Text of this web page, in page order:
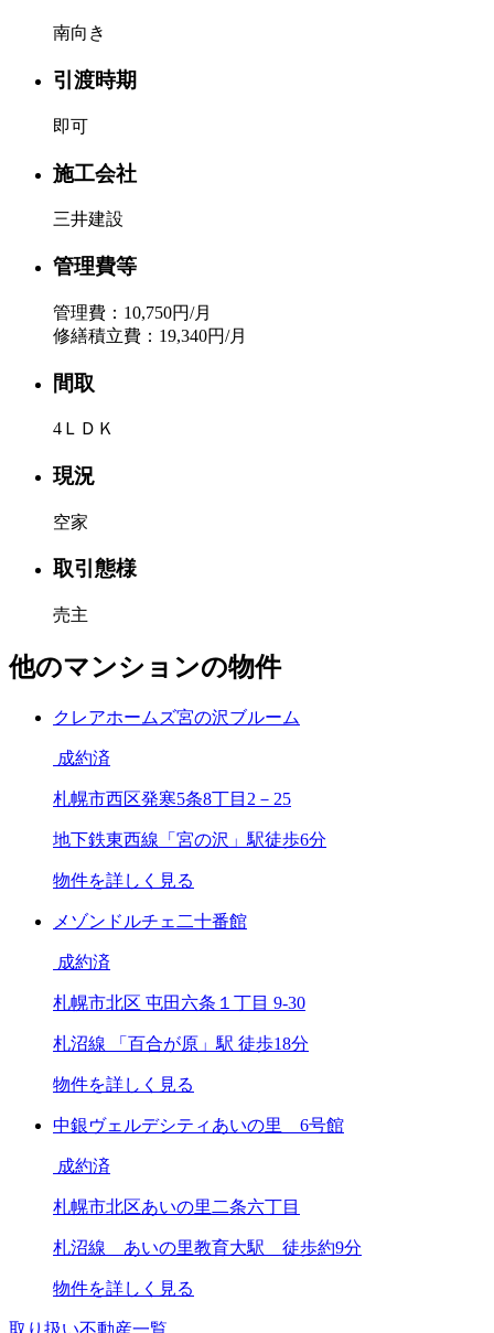
南向き
引渡時期
即可
施工会社
三井建設
管理費等
管理費：10,750円/月
修繕積立費：19,340円/月
間取
4ＬＤＫ
現況
空家
取引態様
売主
他のマンションの物件
クレアホームズ宮の沢ブルーム
成約済
札幌市西区発寒5条8丁目2－25
地下鉄東西線「宮の沢」駅徒歩6分
物件を詳しく見る
メゾンドルチェ二十番館
成約済
札幌市北区 屯田六条１丁目 9-30
札沼線 「百合が原」駅 徒歩18分
物件を詳しく見る
中銀ヴェルデシティあいの里 6号館
成約済
札幌市北区あいの里二条六丁目
札沼線 あいの里教育大駅 徒歩約9分
物件を詳しく見る
取り扱い不動産一覧